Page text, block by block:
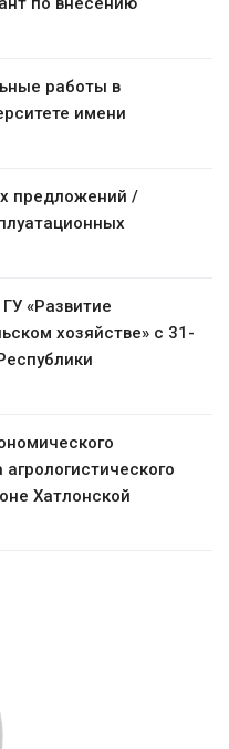
работы в
имени
предложений /
«Развитие
хозяйстве» с 31-
Хатлонской